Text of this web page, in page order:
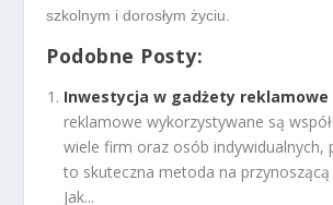
szkolnym i dorosłym życiu.
Podobne Posty:
Inwestycja w gadżety reklamowe
reklamowe wykorzystywane są
wiele firm oraz osób indywidualnych,
to skuteczna metoda na przynoszącą
Jak...